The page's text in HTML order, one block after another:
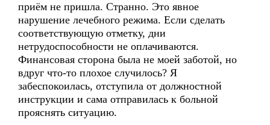
приём не пришла. Странно. Это явное
нарушение лечебного режима. Если сделать
соответствующую отметку, дни
нетрудоспособности не оплачиваются.
Финансовая сторона была не моей заботой, но
вдруг что-то плохое случилось? Я
забеспокоилась, отступила от должностной
инструкции и сама отправилась к больной
прояснять ситуацию.